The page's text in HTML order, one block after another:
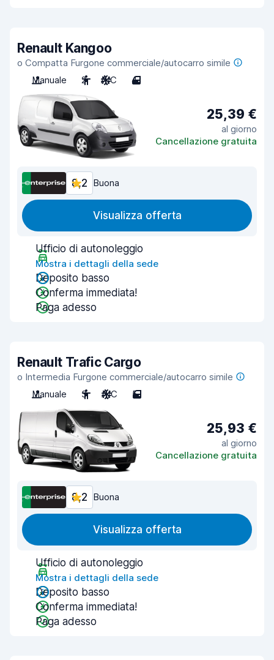
Renault Kangoo
o Compatta Furgone commerciale/autocarro simile
Manuale
2 A/C 4
25,39 €
al giorno
Cancellazione gratuita
8,2 Buona
Visualizza offerta
Ufficio di autonoleggio
Mostra i dettagli della sede
Deposito basso
Conferma immediata!
Paga adesso
Renault Trafic Cargo
o Intermedia Furgone commerciale/autocarro simile
Manuale
3 A/C 5
25,93 €
al giorno
Cancellazione gratuita
8,2 Buona
Visualizza offerta
Ufficio di autonoleggio
Mostra i dettagli della sede
Deposito basso
Conferma immediata!
Paga adesso